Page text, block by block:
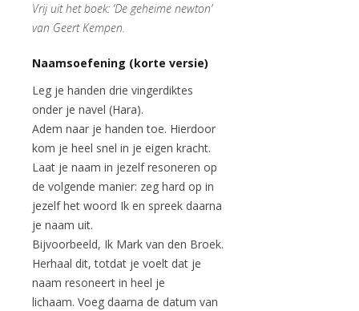
Vrij uit het boek: ‘De geheime newton’
van Geert Kempen.
Naamsoefening (korte versie)
Leg je handen drie vingerdiktes
onder je navel (Hara).
Adem naar je handen toe. Hierdoor
kom je heel snel in je eigen kracht.
Laat je naam in jezelf resoneren op
de volgende manier: zeg hard op in
jezelf het woord Ik en spreek daarna
je naam uit.
Bijvoorbeeld, Ik Mark van den Broek.
Herhaal dit, totdat je voelt dat je
naam resoneert in heel je
lichaam. Voeg daarna de datum van